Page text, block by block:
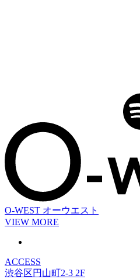
O-WEST オーウエスト
VIEW MORE
ACCESS
渋谷区円山町2-3 2F